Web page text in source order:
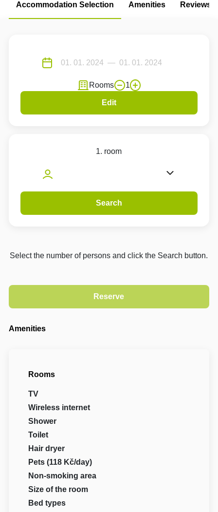
Accommodation Selection Amenities Reviews
Rooms 1
Edit
1. room
Search
Select the number of persons and click the Search button.
Amenities
Rooms
TV
Wireless internet
Shower
Toilet
Hair dryer
Pets (118 Kč/day)
Non-smoking area
Size of the room
Bed types